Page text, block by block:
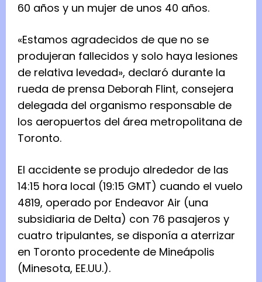
60 años y un mujer de unos 40 años.
«Estamos agradecidos de que no se
produjeran fallecidos y solo haya lesiones
de relativa levedad», declaró durante la
rueda de prensa Deborah Flint, consejera
delegada del organismo responsable de
los aeropuertos del área metropolitana de
Toronto.
El accidente se produjo alrededor de las
14:15 hora local (19:15 GMT) cuando el vuelo
4819, operado por Endeavor Air (una
subsidiaria de Delta) con 76 pasajeros y
cuatro tripulantes, se disponía a aterrizar
en Toronto procedente de Mineápolis
(Minesota, EE.UU.).